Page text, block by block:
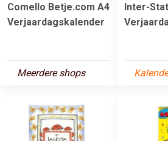
Comello Betje.com A4
Verjaardagskalender
Meerdere shops
Inter-